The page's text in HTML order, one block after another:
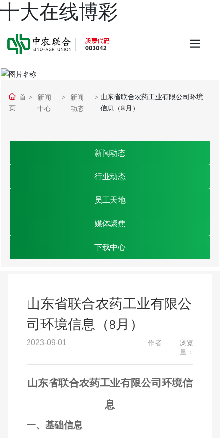
十大在线博彩
首
页
新闻
中心
新闻
动态
山东省联合农药工业有限公司环境
信息（8月）
新闻动态
行业动态
员工天地
媒体聚焦
下载中心
山东省联合农药工业有限公
司环境信息（8月）
2023-09-01 作者：
浏览
量：
山东省联合农药工业有限公司环境信
息
一、基础信息